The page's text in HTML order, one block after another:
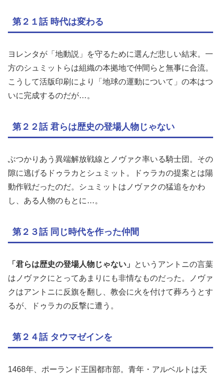
第２１話 時代は変わる
ヨレンタが「地動説」を守るために選んだ悲しい結末。一
方のシュミットらは組織の本拠地で仲間らと無事に合流。
こうして活版印刷により「地球の運動について」の本はつ
いに完成するのだが…。
第２２話 君らは歴史の登場人物じゃない
ぶつかりあう異端解放戦線とノヴァク率いる騎士団。その
隙に逃げるドゥラカとシュミット。ドゥラカの提案とは陽
動作戦だったのだ。シュミットはノヴァクの猛追をかわ
し、ある人物のもとに…。
第２３話 同じ時代を作った仲間
「君らは歴史の登場人物じゃない」
というアントニの言葉
はノヴァクにとってあまりにも非情なものだった。ノヴァ
クはアントニに反旗を翻し、教会に火を付けて葬ろうとす
るが、ドゥラカの反撃に遭う。
第２４話 タウマゼインを
1468年、ポーランド王国都市部。青年・アルベルトは天